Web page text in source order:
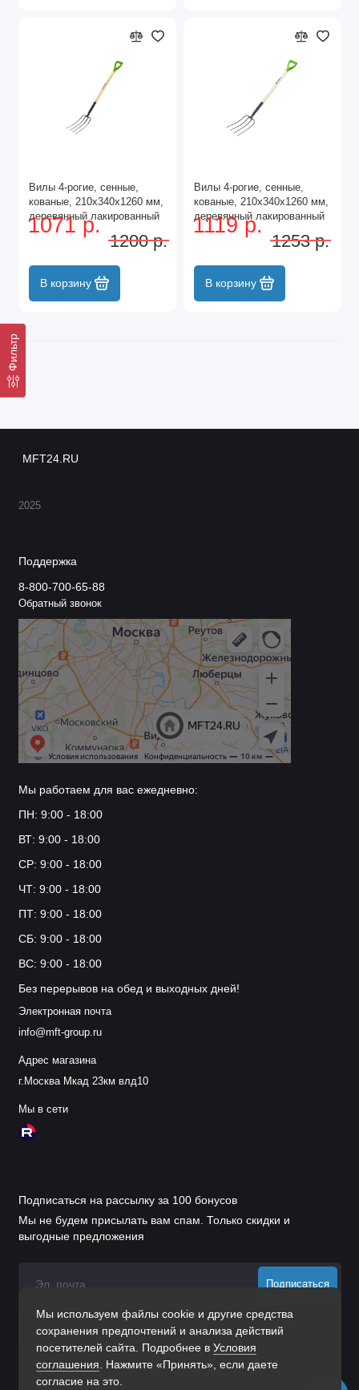
Фильтр
Вилы 4-рогие, сенные,
кованые, 210х340х1260 мм,
деревянный лакированный
черенок Palisad
1071 р.
1200 р.
В корзину
Вилы 4-рогие, сенные,
кованые, 210х340х1260 мм,
деревянный лакированный
черенок Сибртех
1119 р.
1253 р.
В корзину
Мы используем файлы cookie и другие средства
сохранения предпочтений и анализа действий
посетителей сайта. Подробнее в Условия
соглашения . Нажмите «Принять», если даете
согласие на это.
MFT24.RU
2025
Поддержка
8-800-700-65-88
Обратный звонок
Мы работаем для вас ежедневно:
ПН: 9:00 - 18:00
ВТ: 9:00 - 18:00
СР: 9:00 - 18:00
ЧТ: 9:00 - 18:00
ПТ: 9:00 - 18:00
СБ: 9:00 - 18:00
ВС: 9:00 - 18:00
Без перерывов на обед и выходных дней!
Электронная почта
info@mft-group.ru
Адрес магазина
г.Москва Мкад 23км влд10
Мы в сети
Подписаться на рассылку за 100 бонусов
Мы не будем присылать вам спам. Только скидки и
выгодные предложения
Подписаться
Нажимая на кнопку «Подписаться», Вы даетесогласие на
обработку персональных данных.